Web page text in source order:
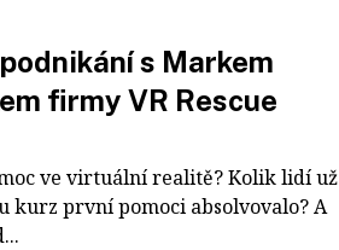
s Markem
firmy VR Rescue
ve virtuální realitě? Kolik lidí už
kurz první pomoci absolvovalo? A